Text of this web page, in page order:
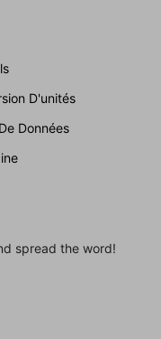
D'unités
Données
spread the word!